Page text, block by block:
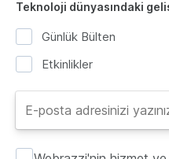
Teknoloji dünyasındaki
Günlük Bülten
Etkinlikler